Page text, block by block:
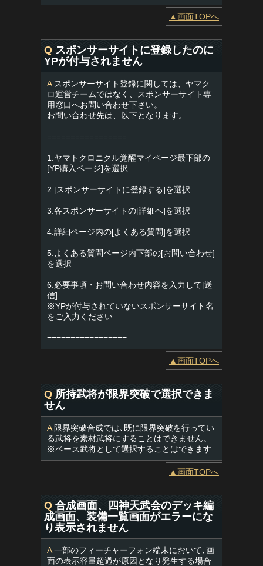
▲画面TOPへ
Q スポンサーサイトに登録したのに
YPが付与されません
Aスポンサーサイト登録に関しては、ヤマク
ロ運営チームではなく、スポンサーサイト専
用窓口へお問い合わせ下さい。
お問い合わせ先は、以下となります。
=================
1.ヤマトクロニクル覚醒マイページ最下部の
[YP購入ページ]を選択
2.[スポンサーサイトに登録する]を選択
3.各スポンサーサイトの[詳細へ]を選択
4.詳細ページ内の[よくある質問]を選択
5.よくある質問ページ内下部の[お問い合わせ]
を選択
6.必要事項・お問い合わせ内容を入力して[送
信]
※YPが付与されていないスポンサーサイト名
をご入力ください
=================
▲画面TOPへ
Q 所持武将が限界突破で選択できま
せん
A限界突破合成では､既に限界突破を行ってい
る武将を素材武将にすることはできません。
※ベース武将として選択することはできます
▲画面TOPへ
Q 合成画面、四神天武会のデッキ編
成画面、装備一覧画面がエラーにな
り表示されません
A一部のフィーチャーフォン端末において､画
面の表示容量超過が原因となり発生する場合